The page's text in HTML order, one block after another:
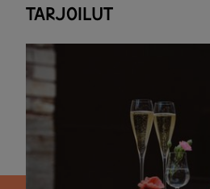
Tarjoilut